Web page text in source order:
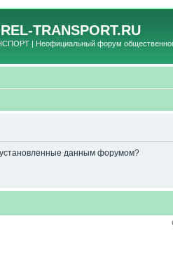
TRANSPORT.RU
| Неофициальный форум
установленные данным форумом?